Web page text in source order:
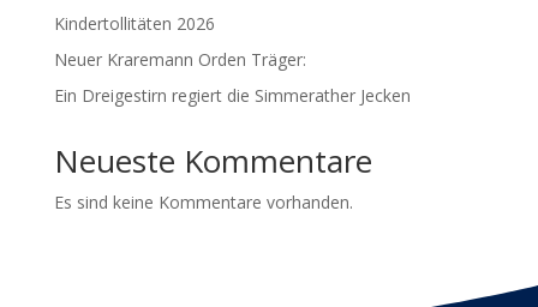
Kindertollitäten 2026
Neuer Kraremann Orden Träger:
Ein Dreigestirn regiert die Simmerather Jecken
Neueste Kommentare
Es sind keine Kommentare vorhanden.